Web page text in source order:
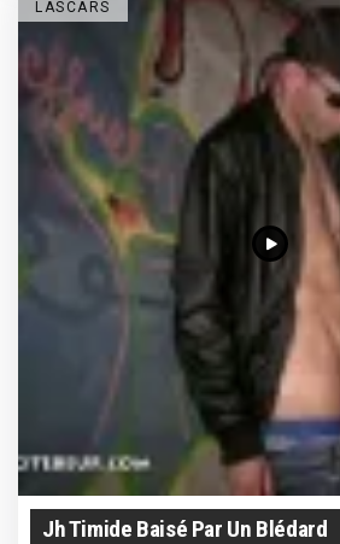
LASCARS
Jh Timide Baisé Par Un Blédard